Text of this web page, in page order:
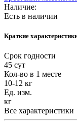
Наличие:
Есть в наличии
Краткие
Срок годности
45 сут
Кол-во в 1 месте
10-12 кг
Ед. изм.
кг
Все характеристики